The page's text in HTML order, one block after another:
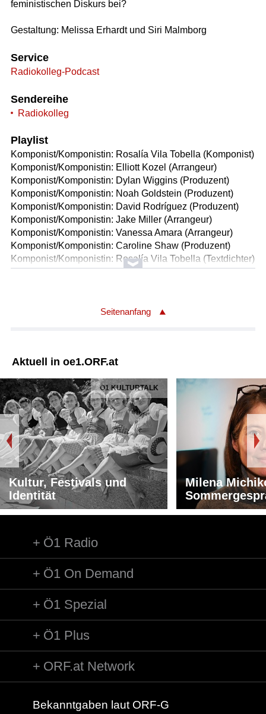
feministischen Diskurs bei?
Gestaltung: Melissa Erhardt und Siri Malmborg
Service
Radiokolleg-Podcast
Sendereihe
Radiokolleg
Playlist
Komponist/Komponistin: Rosalía Vila Tobella (Komponist)
Komponist/Komponistin: Elliott Kozel (Arrangeur)
Komponist/Komponistin: Dylan Wiggins (Produzent)
Komponist/Komponistin: Noah Goldstein (Produzent)
Komponist/Komponistin: David Rodríguez (Produzent)
Komponist/Komponistin: Jake Miller (Arrangeur)
Komponist/Komponistin: Vanessa Amara (Arrangeur)
Komponist/Komponistin: Caroline Shaw (Produzent)
Komponist/Komponistin: Rosalía Vila Tobella (Textdichter)
Komponist/Komponistin: Daniel Lopez (Arrangeur)
Komponist/Komponistin: ROSALÍA (Produzent)
Länge: 03:14 min
Label: SMI/ Epic 0196873722672
Seitenanfang
Aktuell in oe1.ORF.at
Ö1 KULTURTALK
Kultur, Festivals und
Identität
Milena
Ö1 Radio
Ö1 On Demand
Ö1 Spezial
Ö1 Plus
ORF.at Network
Bekanntgaben laut ORF-G